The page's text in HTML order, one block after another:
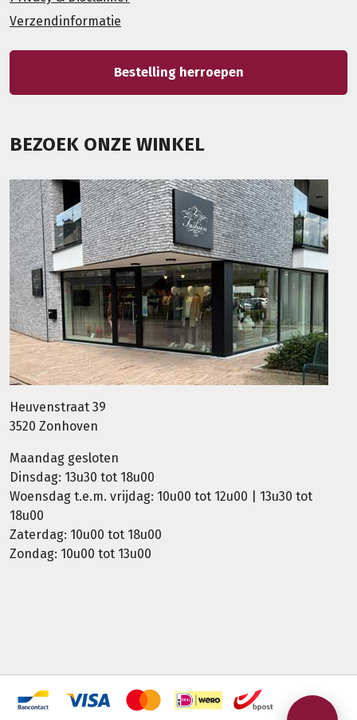
Verzendinformatie
Bestelling herroepen
BEZOEK ONZE WINKEL
Heuvenstraat 39
3520 Zonhoven
Maandag gesloten
Dinsdag: 13u30 tot 18u00
Woensdag t.e.m. vrijdag: 10u00 tot 12u00 | 13u30 tot
18u00
Zaterdag: 10u00 tot 18u00
Zondag: 10u00 tot 13u00